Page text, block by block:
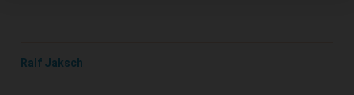
Ralf Jaksch